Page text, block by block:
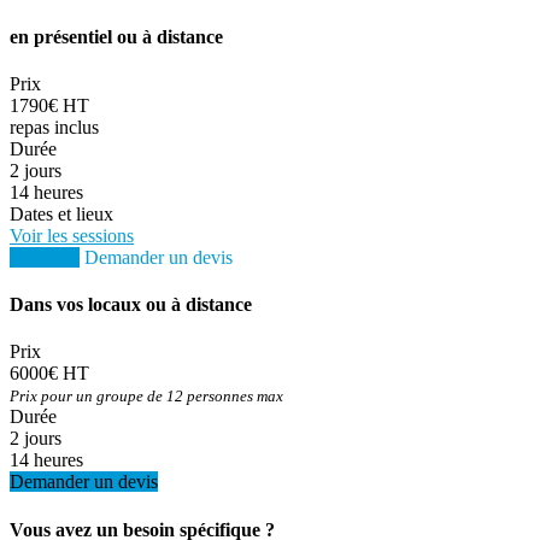
en présentiel ou à distance
Prix
1790€ HT
repas inclus
Durée
2 jours
14 heures
Dates et lieux
Voir les sessions
Demander un devis
Dans vos locaux ou à distance
Prix
6000€ HT
Prix pour un groupe de 12 personnes max
Durée
2 jours
14 heures
Demander un devis
Vous avez un besoin spécifique ?